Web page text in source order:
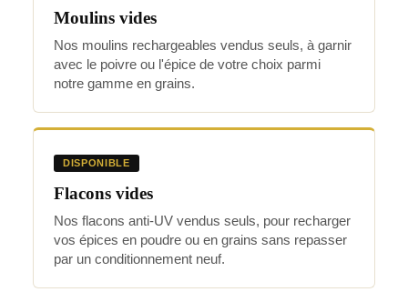
Moulins vides
Nos moulins rechargeables vendus seuls, à garnir
avec le poivre ou l'épice de votre choix parmi
notre gamme en grains.
DISPONIBLE
Flacons vides
Nos flacons anti-UV vendus seuls, pour recharger
vos épices en poudre ou en grains sans repasser
par un conditionnement neuf.